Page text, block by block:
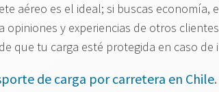
aéreo es el ideal; si buscas
opiniones y experiencias de otros
que tu carga esté protegida en caso de
de carga por carretera en Chile